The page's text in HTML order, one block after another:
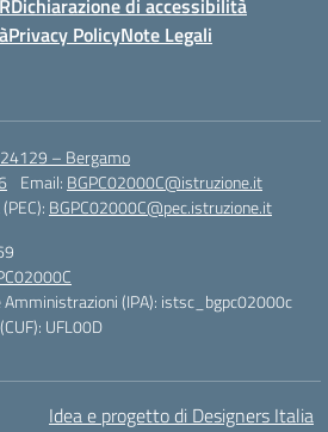
Dichiarazione di accessibilità
Privacy PolicyNote Legali
– Bergamo
Email: BGPC02000C@istruzione.it
BGPC02000C@pec.istruzione.it
Amministrazioni (IPA): istsc_bgpc02000c
UFL00D
Idea e progetto di Designers Italia